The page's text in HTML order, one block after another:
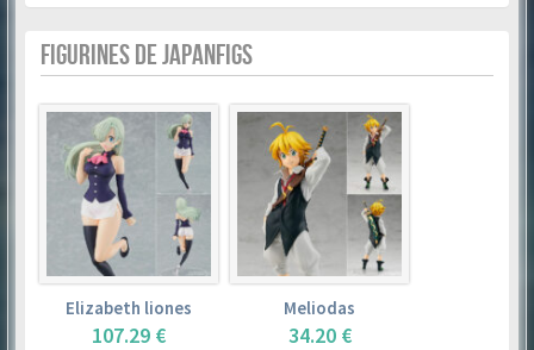
FIGURINES DE JAPANFIGS
Elizabeth liones
107.29 €
Meliodas
34.20 €